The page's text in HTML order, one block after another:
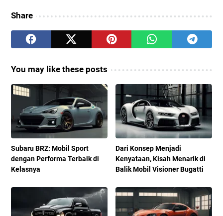
Share
You may like these posts
Subaru BRZ: Mobil Sport
dengan Performa Terbaik di
Kelasnya
Dari Konsep Menjadi
Kenyataan, Kisah Menarik di
Balik Mobil Visioner Bugatti